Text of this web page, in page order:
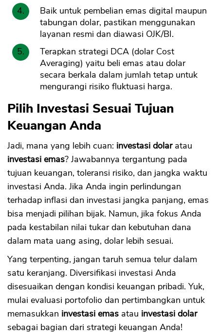
Baik untuk pembelian emas digital maupun
tabungan dolar, pastikan menggunakan
layanan resmi dan diawasi OJK/BI.
Terapkan strategi DCA (dolar Cost
Averaging) yaitu beli emas atau dolar
secara berkala dalam jumlah tetap untuk
mengurangi risiko fluktuasi harga.
Pilih Investasi Sesuai Tujuan
Keuangan Anda
Jadi, mana yang lebih cuan: investasi dolaratau
investasi emas? Jawabannya tergantung pada
tujuan keuangan, toleransi risiko, dan jangka waktu
investasi Anda. Jika Anda ingin perlindungan
terhadap inflasi dan investasi jangka panjang, emas
bisa menjadi pilihan bijak. Namun, jika fokus Anda
pada kestabilan nilai tukar dan kebutuhan dana
dalam mata uang asing, dolar lebih sesuai.
Yang terpenting, jangan taruh semua telur dalam
satu keranjang. Diversifikasi investasi Anda
disesuaikan dengan kondisi keuangan pribadi. Yuk,
mulai evaluasi portofolio dan pertimbangkan untuk
memasukkan investasi emas atau investasi dolar
sebagai bagian dari strategi keuangan Anda!